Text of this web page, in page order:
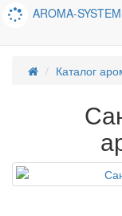
AROMA-
Каталог